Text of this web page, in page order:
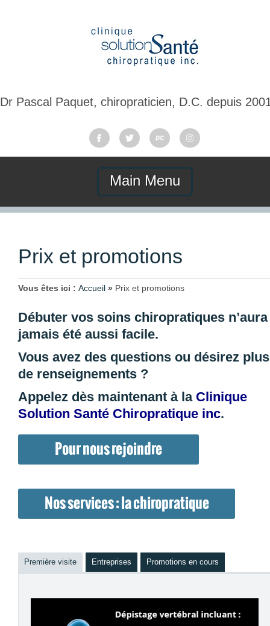
Dr Pascal Paquet, chiropraticien, D.C. depuis
Main Menu
Prix et promotions
Vous êtes ici : Accueil » Prix et promotions
Débuter vos soins chiropratiques n’aura
jamais été aussi facile.
Vous avez des questions ou désirez plus
de renseignements ?
Appelez dès maintenant à la Clinique
Solution Santé Chiropratique inc.
Pour nous rejoindre
Nos services : la chiropratique
Première visite Entreprises Promotions en cours